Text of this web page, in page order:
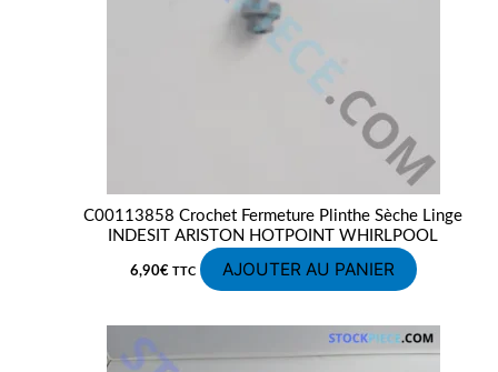
C00113858 Crochet Fermeture Plinthe Sèche Linge
INDESIT ARISTON HOTPOINT WHIRLPOOL
6,90€ TTC AJOUTER AU PANIER